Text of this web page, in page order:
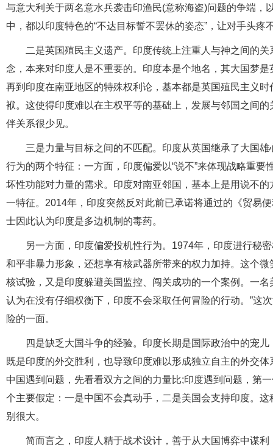
与意大利关于两名意水兵袭击印渔民(意称海盗)问题的争端
中，都以印度特色的“不达目标誓不罢休的姿态”，让对手头疼
二是英国殖民主义遗产。印度传统上注重人与神之间的
念，本来对印度人是不重要的。印度本是个地名，其大国梦
再到印度在南亚地区的特殊权利论，基本都是英国殖民主义
袱。这使得印度难以在主权平等的基础上，发展与邻国之间
伴关系很少见。
三是力量与目标之间的不匹配。印度从英国继承了大国
行为的两个特征：一方面，印度偏爱以“说不”来体现战略重
坏性功能对力量的需求。印度对南亚邻国，基本上是用说不
一特征。2014年，印度突然反对此前已承诺将通过的《贸易
士因此认为印度是多边机制的毒药。
另一方面，印度偏爱投机性行为。1974年，印度进行秘
和平非暴力形象，还想享有核武器所带来的权力加持。这个
核试验，又是印度躲避美国监控、闯关成功的一个案例。一
认为在没有仔细权衡下，印度不会采取任何冒险的行动。”这
险的一面。
四是缺乏大国斗争的经验。印度长期是国际政治中的宠
既是印度的外交胜利，也导致印度难以形成独立自主的外交
中国遇到问题，先看看双方之间的力量比;印度遇到问题，第
个主要假定：一是中国不会真动手，二是美国会支持印度。
别很大。
简而言之，印度人精于战术设计，善于从大国博弈中谋